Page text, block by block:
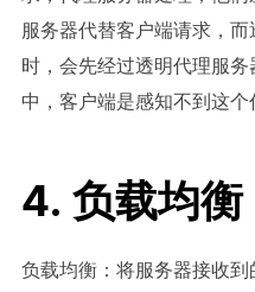
服务器代替客户端请求，
时，会先经过透明代理服
中，客户端是感知不到这个
4. 负载均衡
负载均衡：将服务器接收到